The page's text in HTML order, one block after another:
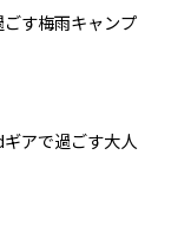
す梅雨キャンプ
アで過ごす大人